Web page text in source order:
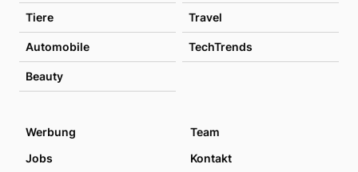
Tiere Travel
Automobile TechTrends
Beauty
Werbung
Team
Jobs
Kontakt